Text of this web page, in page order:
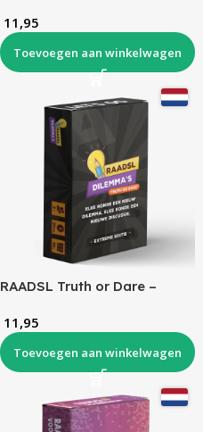
11,95
Toevoegen aan winkelwagen
RAADSL Truth or Dare –
11,95
Toevoegen aan winkelwagen